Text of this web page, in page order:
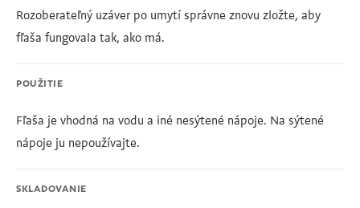
Rozoberateľný uzáver po umytí správne znovu zložte, aby
fľaša fungovala tak, ako má.
POUŽITIE
Fľaša je vhodná na vodu a iné nesýtené nápoje. Na sýtené
nápoje ju nepoužívajte.
SKLADOVANIE